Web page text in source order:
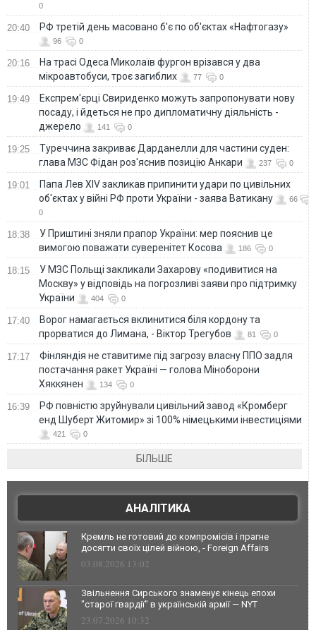
0
20:40 РФ третій день масовано б'є по об'єктах «Нафтогазу»
96 0
20:16
На трасі Одеса Миколаїв фургон врізався у два
мікроавтобуси, троє загиблих
77 0
19:49
Експрем'єрці Свириденко можуть запропонувати нову
посаду, і йдеться не про дипломатичну діяльність -
джерело
141 0
19:25
Туреччина закриває Дарданелли для частини суден:
глава МЗС Фідан роз'яснив позицію Анкари
237 0
19:01
Папа Лев XIV закликав припинити удари по цивільних
об'єктах у війні РФ проти України - заява Ватикану
66
0
18:38
У Приштині зняли прапор України: мер пояснив це
вимогою поважати суверенітет Косова
186 0
18:15
У МЗС Польщі закликали Захарову «подивитися на
Москву» у відповідь на погрозливі заяви про підтримку
України
404 0
17:40
Ворог намагається вклинитися біля кордону та
прорватися до Лимана, - Віктор Трегубов
81 0
17:17
Фінляндія не ставитиме під загрозу власну ППО задля
постачання ракет Україні — голова Міноборони
Хяккянен
134 0
16:39
РФ повністю зруйнували цивільний завод «Кромберг
енд Шуберт Житомир» зі 100% німецькими інвестиціями
421 0
БІЛЬШЕ
АНАЛІТИКА
Кремль не готовий до компромісів і прагне
досягти своїх цілей війною, - Foreign Affairs
03.08.2026 13:02
Звільнення Сирського знаменує кінець епохи
"старої гвардії" в українській армії — NYT
23.07.2026 10:32